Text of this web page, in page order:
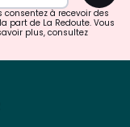
consentez à recevoir des
part de La Redoute. Vous
plus, consultez